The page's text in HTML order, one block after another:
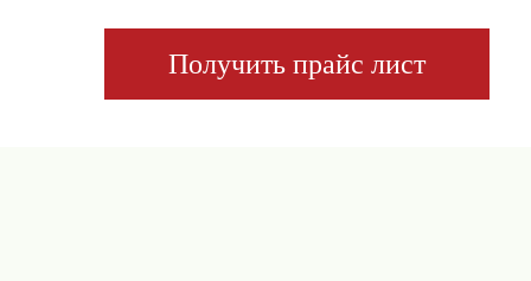
Получить прайс лист